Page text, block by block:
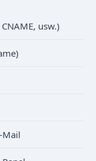
usw.)
Mail